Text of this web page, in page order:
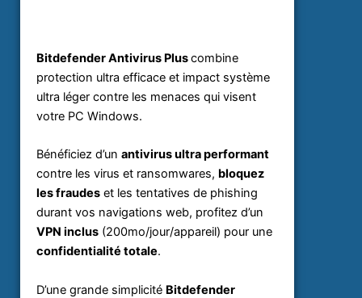
Bitdefender Antivirus Pluscombine
protection ultra efficace et impact système
ultra léger contre les menaces qui visent
votre PC Windows.
Bénéficiez d’un antivirus ultra performant
contre les virus et ransomwares, bloquez
les fraudeset les tentatives de phishing
durant vos navigations web, profitez d’un
VPN inclus(200mo/jour/appareil) pour une
confidentialité totale.
D’une grande simplicité Bitdefender